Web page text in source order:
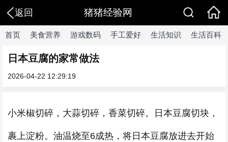
返回 猪猪经验网
首页 美食营养 游戏数码 手工爱好 生活知识 生活百科
日本豆腐的家常做法
2026-04-22 12:29:19
小米椒切碎，大蒜切碎，香菜切碎。日本豆腐切块，
裹上淀粉。油温烧至6成热，将日本豆腐放进去开始